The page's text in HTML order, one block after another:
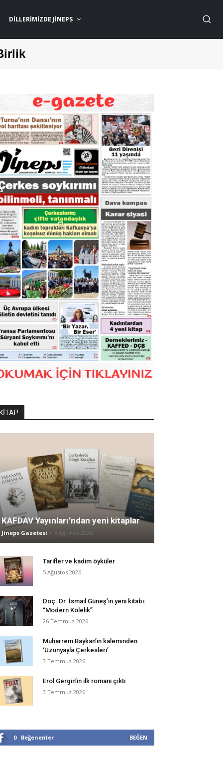
DILLERIMIZDE JİNEPS
KAFDAV Yayınları’ndan yeni kitaplar
Jineps Gazetesi - 5 Ağustos 2026
Tarifler ve kadim öyküler
5 Ağustos 2026
Doç. Dr. İsmail Güneş’in yeni kitabı:
“Modern Kölelik”
26 Temmuz 2026
Muharrem Baykan’ın kaleminden
‘Uzunyayla Çerkesleri’
3 Temmuz 2026
Erol Gergin’in ilk romanı çıktı
3 Temmuz 2026
0 Beğenenler BEĞEN